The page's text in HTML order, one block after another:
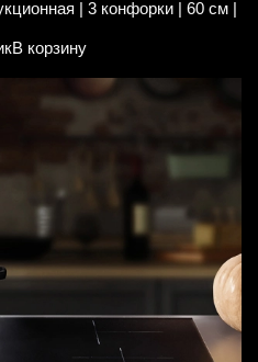
| 3 конфорки | 60 см |
В корзину